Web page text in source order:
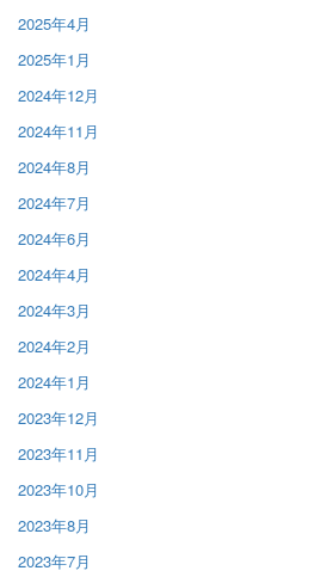
2025年4月
2025年1月
2024年12月
2024年11月
2024年8月
2024年7月
2024年6月
2024年4月
2024年3月
2024年2月
2024年1月
2023年12月
2023年11月
2023年10月
2023年8月
2023年7月